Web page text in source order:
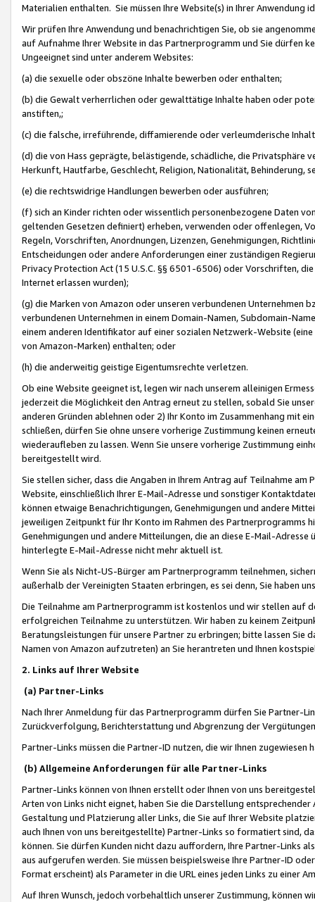
Materialien enthalten. Sie müssen Ihre Website(s) in Ihrer Anwendung
Wir prüfen Ihre Anwendung und benachrichtigen Sie, ob sie
auf Aufnahme Ihrer Website in das Partnerprogramm und Sie dürfen
Ungeeignet sind unter anderem Websites:
(a) die sexuelle oder obszöne Inhalte bewerben oder enthalten;
(b) die Gewalt verherrlichen oder gewalttätige Inhalte haben oder
anstiften,;
(c) die falsche, irreführende, diffamierende oder verleumderische
(d) die von Hass geprägte, belästigende, schädliche, die Privatsphäre
Herkunft, Hautfarbe, Geschlecht, Religion, Nationalität, Behinderung,
(e) die rechtswidrige Handlungen bewerben oder ausführen;
(f) sich an Kinder richten oder wissentlich personenbezogene Daten
geltenden Gesetzen definiert) erheben, verwenden oder offenlegen,
Regeln, Vorschriften, Anordnungen, Lizenzen, Genehmigungen,
Entscheidungen oder andere Anforderungen einer zuständigen
Privacy Protection Act (15 U.S.C. §§ 6501-6506) oder Vorschriften,
Internet erlassen wurden);
(g) die Marken von Amazon oder unseren verbundenen Unternehmen
verbundenen Unternehmen in einem Domain-Namen, Subdomain-
einem anderen Identifikator auf einer sozialen Netzwerk-Website
von Amazon-Marken) enthalten; oder
(h) die anderweitig geistige Eigentumsrechte verletzen.
Ob eine Website geeignet ist, legen wir nach unserem alleinigen
jederzeit die Möglichkeit den Antrag erneut zu stellen, sobald Sie
anderen Gründen ablehnen oder 2) Ihr Konto im Zusammenhang mit
schließen, dürfen Sie ohne unsere vorherige Zustimmung keinen
wiederaufleben zu lassen. Wenn Sie unsere vorherige Zustimmung
bereitgestellt wird.
Sie stellen sicher, dass die Angaben in Ihrem Antrag auf Teilnahme
Website, einschließlich Ihrer E-Mail-Adresse und sonstiger
können etwaige Benachrichtigungen, Genehmigungen und andere
jeweiligen Zeitpunkt für Ihr Konto im Rahmen des Partnerprogramms
Genehmigungen und andere Mitteilungen, die an diese E-Mail-
hinterlegte E-Mail-Adresse nicht mehr aktuell ist.
Wenn Sie als Nicht-US-Bürger am Partnerprogramm teilnehmen,
außerhalb der Vereinigten Staaten erbringen, es sei denn, Sie haben
Die Teilnahme am Partnerprogramm ist kostenlos und wir stellen auf
erfolgreichen Teilnahme zu unterstützen. Wir haben zu keinem
Beratungsleistungen für unsere Partner zu erbringen; bitte lassen Sie
Namen von Amazon aufzutreten) an Sie herantreten und Ihnen
2. Links auf Ihrer Website
(a) Partner-Links
Nach Ihrer Anmeldung für das Partnerprogramm dürfen Sie Partner-
Zurückverfolgung, Berichterstattung und Abgrenzung der
Partner-Links müssen die Partner-ID nutzen, die wir Ihnen zugewiesen
(b) Allgemeine Anforderungen für alle Partner-Links
Partner-Links können von Ihnen erstellt oder Ihnen von uns
Arten von Links nicht eignet, haben Sie die Darstellung
Gestaltung und Platzierung aller Links, die Sie auf Ihrer Website
auch Ihnen von uns bereitgestellte) Partner-Links so formatiert sind,
können. Sie dürfen Kunden nicht dazu auffordern, Ihre Partner-Links
aus aufgerufen werden. Sie müssen beispielsweise Ihre Partner-ID
Format erscheint) als Parameter in die URL eines jeden Links zu einer
Auf Ihren Wunsch, jedoch vorbehaltlich unserer Zustimmung, können